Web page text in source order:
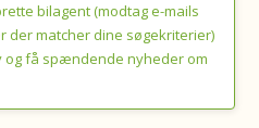
bilagent (modtag e-mails
der matcher dine søgekriterier)
og få spændende nyheder om